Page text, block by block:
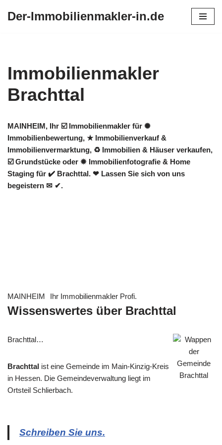
Der-Immobilienmakler-in.de
Immobilienmakler
Brachttal
MAINHEIM, Ihr ☑️ Immobilienmakler für ✺
Immobilienbewertung, ★ Immobilienverkauf &
Immobilienvermarktung, ♻ Immobilien & Häuser verkaufen,
☑️ Grundstücke oder ✹ Immobilienfotografie & Home
Staging für ✔️ Brachttal. ❤ Lassen Sie sich von uns
begeistern ✉ ✔.
MAINHEIM Ihr Immobilienmakler Profi.
Wissenswertes über Brachttal
Brachttal…
Brachttal ist eine Gemeinde im Main-Kinzig-Kreis
in Hessen. Die Gemeindeverwaltung liegt im
Ortsteil Schlierbach.
Schreiben Sie uns.